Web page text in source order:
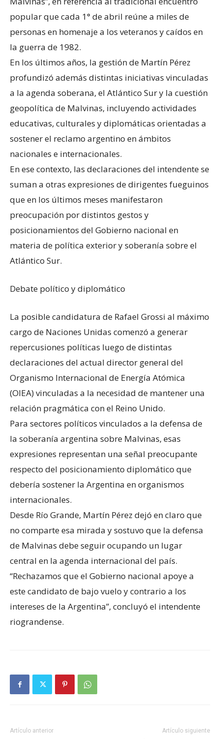
popular que cada 1° de abril reúne a miles de
personas en homenaje a los veteranos y caídos en
la guerra de 1982.
En los últimos años, la gestión de Martín Pérez
profundizó además distintas iniciativas vinculadas
a la agenda soberana, el Atlántico Sur y la cuestión
geopolítica de Malvinas, incluyendo actividades
educativas, culturales y diplomáticas orientadas a
sostener el reclamo argentino en ámbitos
nacionales e internacionales.
En ese contexto, las declaraciones del intendente se
suman a otras expresiones de dirigentes fueguinos
que en los últimos meses manifestaron
preocupación por distintos gestos y
posicionamientos del Gobierno nacional en
materia de política exterior y soberanía sobre el
Atlántico Sur.
Debate político y diplomático
La posible candidatura de Rafael Grossi al máximo
cargo de Naciones Unidas comenzó a generar
repercusiones políticas luego de distintas
declaraciones del actual director general del
Organismo Internacional de Energía Atómica
(OIEA) vinculadas a la necesidad de mantener una
relación pragmática con el Reino Unido.
Para sectores políticos vinculados a la defensa de
la soberanía argentina sobre Malvinas, esas
expresiones representan una señal preocupante
respecto del posicionamiento diplomático que
debería sostener la Argentina en organismos
internacionales.
Desde Río Grande, Martín Pérez dejó en claro que
no comparte esa mirada y sostuvo que la defensa
de Malvinas debe seguir ocupando un lugar
central en la agenda internacional del país.
“Rechazamos que el Gobierno nacional apoye a
este candidato de bajo vuelo y contrario a los
intereses de la Argentina”, concluyó el intendente
riograndense.
Artículo anterior Artículo siguiente